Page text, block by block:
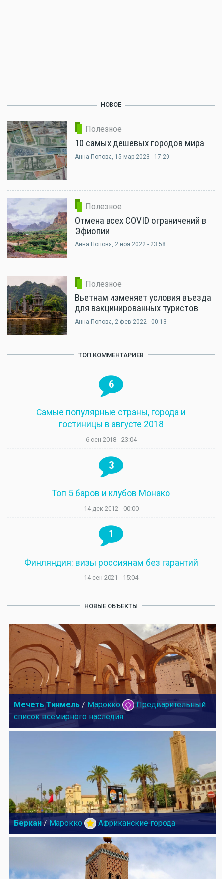
НОВОЕ
Полезное
10 самых дешевых городов мира
Анна Попова, 15 мар 2023 - 17:20
Полезное
Отмена всех COVID ограничений в
Эфиопии
Анна Попова, 2 ноя 2022 - 23:58
Полезное
Вьетнам изменяет условия въезда
для вакцинированных туристов
Анна Попова, 2 фев 2022 - 00:13
ТОП КОММЕНТАРИЕВ
6
Самые популярные страны, города и
гостиницы в августе 2018
6 сен 2018 - 23:04
3
Топ 5 баров и клубов Монако
14 дек 2012 - 00:00
1
Финляндия: визы россиянам без гарантий
14 сен 2021 - 15:04
НОВЫЕ ОБЪЕКТЫ
Мечеть Тинмель / Марокко
Предварительный
список всемирного наследия
Беркан / Марокко Африканские города